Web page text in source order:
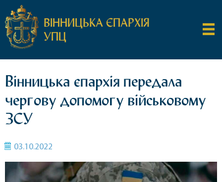
ВІННИЦЬКА ЄПАРХІЯ
УПЦ
Вінницька єпархія передала
чергову допомогу військовому
ЗСУ
03.10.2022